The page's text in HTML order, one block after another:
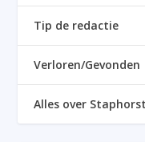
Tip de redactie
Verloren/Gevonden
Alles over Staphorst